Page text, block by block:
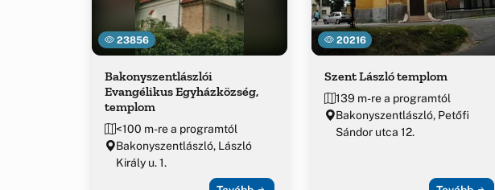
23856
Bakonyszentlászlói
Evangélikus Egyházközség,
templom
<100 m-re a programtól
Bakonyszentlászló, László
Király u. 1.
20216
Szent László templom
139 m-re a programtól
Bakonyszentlászló, Petőfi
Sándor utca 12.